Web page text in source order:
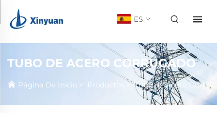
ES
TUBO DE ACERO CORRUGADO
Página De Inicio > Productos >Tubo de Acero Ondulado